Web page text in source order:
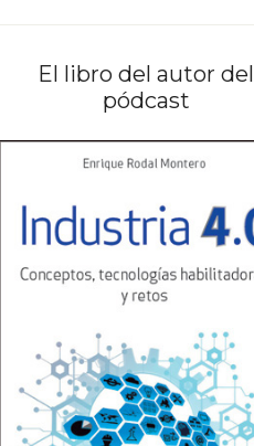
El libro del autor del
pódcast